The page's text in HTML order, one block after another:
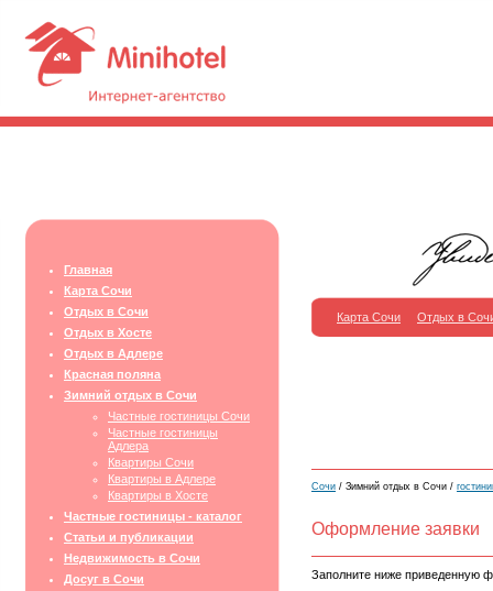
Главная
Карта Сочи
Отдых в Сочи
Отдых в Хосте
Отдых в Адлере
Красная поляна
Зимний отдых в Сочи
Частные гостиницы Сочи
Частные гостиницы
Адлера
Квартиры Сочи
Квартиры в Адлере
Квартиры в Хосте
Частные гостиницы - каталог
Статьи и публикации
Недвижимость в Сочи
Досуг в Сочи
Карта Сочи Отдых в
Сочи / Зимний отдых в Сочи /
Оформление заявки
Заполните ниже приведенную